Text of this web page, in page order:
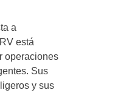
a
está
operaciones
Sus
y sus